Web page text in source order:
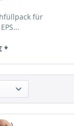
für
*